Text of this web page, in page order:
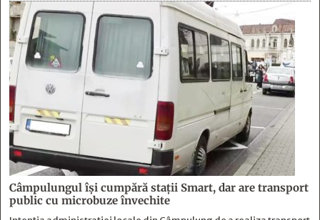
Câmpulungul îşi cumpără staţii Smart, dar are transport
public cu microbuze învechite